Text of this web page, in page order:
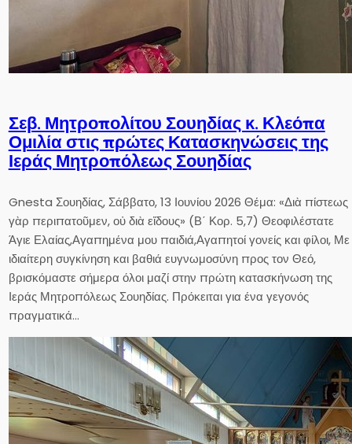
Σεβ. Μητροπολίτου Σουηδίας κ. Κλεόπα
Ομιλία στις πρώτες Κατασκηνώσεις της
Ιεράς Μητροπόλεως Σουηδίας
Gnesta Σουηδίας, Σάββατο, 13 Ιουνίου 2026 Θέμα: «Διὰ πίστεως
γὰρ περιπατοῦμεν, οὐ διὰ εἴδους» (Β΄ Κορ. 5,7) Θεοφιλέστατε
Άγιε Ελαίας,Αγαπημένα μου παιδιά,Αγαπητοί γονείς και φίλοι, Με
ιδιαίτερη συγκίνηση και βαθιά ευγνωμοσύνη προς τον Θεό,
βρισκόμαστε σήμερα όλοι μαζί στην πρώτη κατασκήνωση της
Ιεράς Μητροπόλεως Σουηδίας. Πρόκειται για ένα γεγονός
πραγματικά…